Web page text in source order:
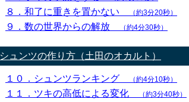
８．和了に重きを置かない （約3分20秒）
９．数の世界からの解放 （約4分30秒）
シュンツの作り方（土田のオカルト）
１０．シュンツランキング （約4分10秒）
１１．ツキの高低による変化 （約3分40秒）